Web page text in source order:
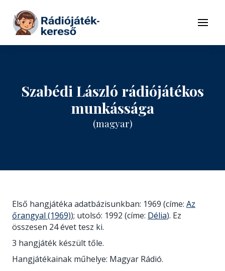
Tovább a tartalomhoz
Menü
Szabédi László rádiójátékos
munkássága
(magyar)
Első hangjátéka adatbázisunkban: 1969 (címe: Az
őrangyal (1969)); utolsó: 1992 (címe: Délia). Ez
összesen 24 évet tesz ki.
3 hangjáték készült tőle.
Hangjátékainak műhelye: Magyar Rádió.